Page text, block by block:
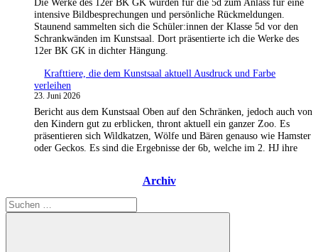
Die Werke des 12er BK GK wurden für die 5d zum Anlass für eine
intensive Bildbesprechungen und persönliche Rückmeldungen.
Staunend sammelten sich die Schüler:innen der Klasse 5d vor den
Schrankwänden im Kunstsaal. Dort präsentierte ich die Werke des
12er BK GK in dichter Hängung.
Krafttiere, die dem Kunstsaal aktuell Ausdruck und Farbe
verleihen
23. Juni 2026
Bericht aus dem Kunstsaal Oben auf den Schränken, jedoch auch von
den Kindern gut zu erblicken, thront aktuell ein ganzer Zoo. Es
präsentieren sich Wildkatzen, Wölfe und Bären genauso wie Hamster
oder Geckos. Es sind die Ergebnisse der 6b, welche im 2. HJ ihre
Archiv
Suchen
nach: